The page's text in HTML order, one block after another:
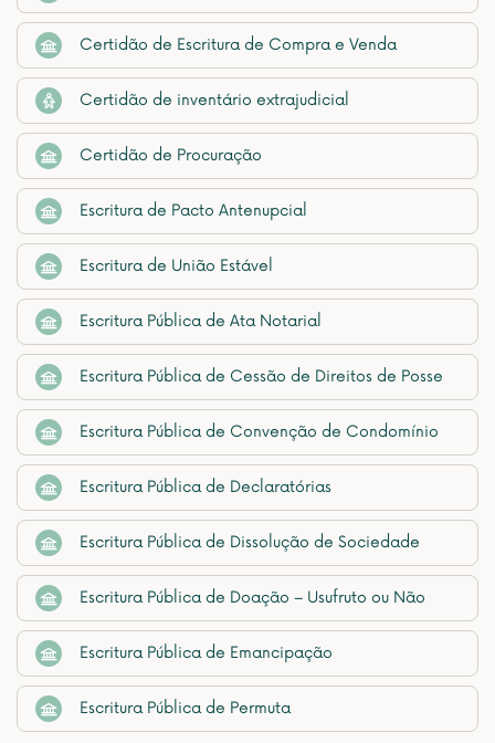
Certidão de Escritura de Compra e Venda
Certidão de inventário extrajudicial
Certidão de Procuração
Escritura de Pacto Antenupcial
Escritura de União Estável
Escritura Pública de Ata Notarial
Escritura Pública de Cessão de Direitos de Posse
Escritura Pública de Convenção de Condomínio
Escritura Pública de Declaratórias
Escritura Pública de Dissolução de Sociedade
Escritura Pública de Doação – Usufruto ou Não
Escritura Pública de Emancipação
Escritura Pública de Permuta